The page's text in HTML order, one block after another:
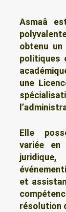
Asmaâ
obtenu
politiques
une
Elle
variée
et
résolution